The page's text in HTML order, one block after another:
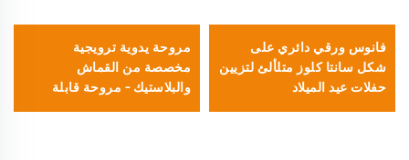
فانوس ورقي دائري على
شكل سانتا كلوز متلألئ لتزيين
حفلات عيد الميلاد
مروحة يدوية ترويجية
مخصصة من القماش
والبلاستيك – مروحة قابلة